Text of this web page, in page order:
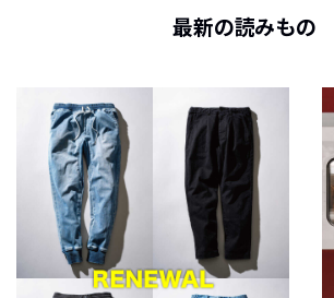
最新の読みもの